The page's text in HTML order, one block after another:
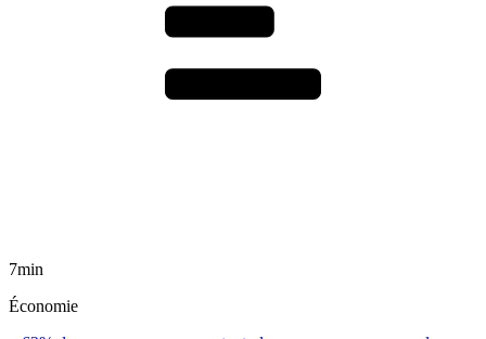
7min
Économie